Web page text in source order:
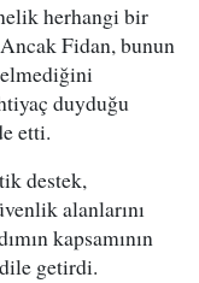
herhangi bir
Ancak Fidan, bunun
duyduğu
etti.
destek,
alanlarını
kapsamının
getirdi.